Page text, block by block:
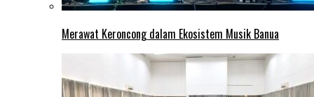
Merawat Keroncong dalam Ekosistem Musik Banua